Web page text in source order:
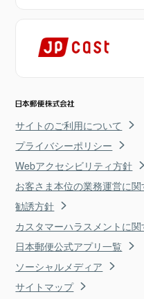
サイトのご利用について
プライバシーポリシー
Webアクセシビリティ方針
お客さま本位の業務運営に
勧誘方針
カスタマーハラスメントに
日本郵便公式アプリ一覧
ソーシャルメディア
サイトマップ